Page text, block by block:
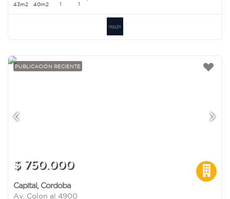
43m2 40m2 1 1
PUBLICACIÓN RECIENTE
$ 750.000
Capital, Cordoba
Av. Colon al 4900